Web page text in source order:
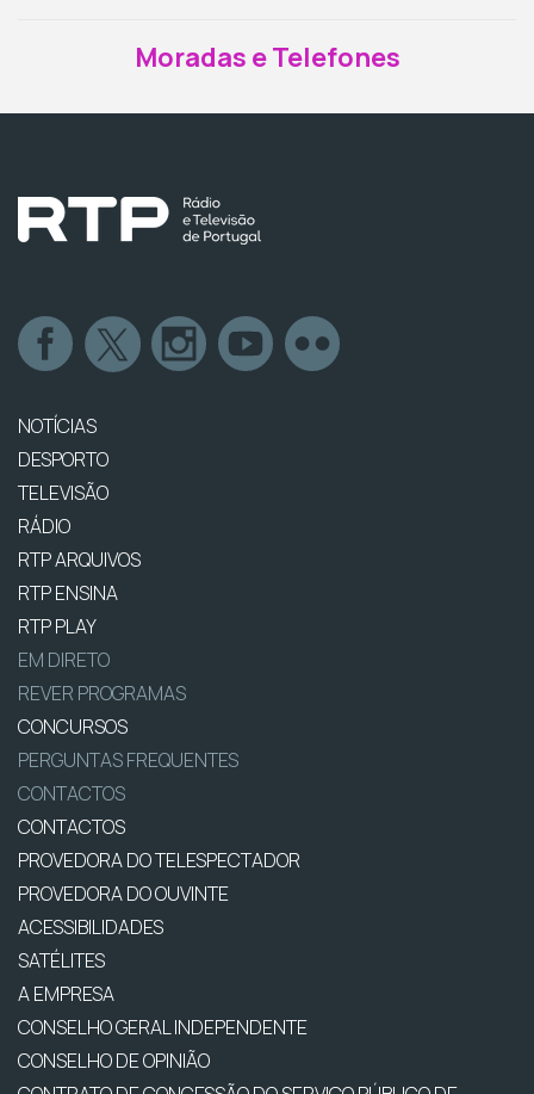
Moradas e Telefones
NOTÍCIAS
DESPORTO
TELEVISÃO
RÁDIO
RTP ARQUIVOS
RTP ENSINA
RTP PLAY
EM DIRETO
REVER PROGRAMAS
CONCURSOS
PERGUNTAS FREQUENTES
CONTACTOS
CONTACTOS
PROVEDORA DO TELESPECTADOR
PROVEDORA DO OUVINTE
ACESSIBILIDADES
SATÉLITES
A EMPRESA
CONSELHO GERAL INDEPENDENTE
CONSELHO DE OPINIÃO